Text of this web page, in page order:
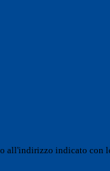
all'indirizzo indicato con